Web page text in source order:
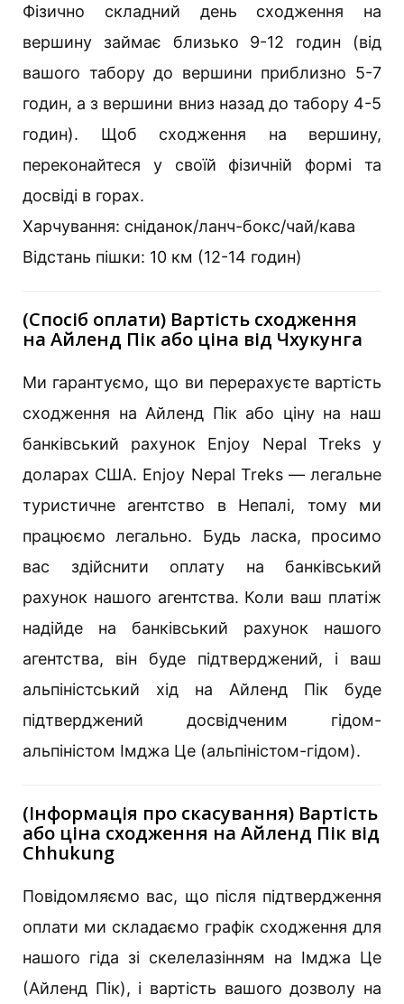
Фізично складний день сходження на
вершину займає близько 9-12 годин (від
вашого табору до вершини приблизно 5-7
годин, а з вершини вниз назад до табору 4-5
годин). Щоб сходження на вершину,
переконайтеся у своїй фізичній формі та
досвіді в горах.
Харчування: сніданок/ланч-бокс/чай/кава
Відстань пішки: 10 км (12-14 годин)
(Спосіб оплати) Вартість сходження
на Айленд Пік або ціна від Чхукунга
Ми гарантуємо, що ви перерахуєте вартість
сходження на Айленд Пік або ціну на наш
банківський рахунок Enjoy Nepal Treks у
доларах США. Enjoy Nepal Treks — легальне
туристичне агентство в Непалі, тому ми
працюємо легально. Будь ласка, просимо
вас здійснити оплату на банківський
рахунок нашого агентства. Коли ваш платіж
надійде на банківський рахунок нашого
агентства, він буде підтверджений, і ваш
альпіністський хід на Айленд Пік буде
підтверджений досвідченим гідом-
альпіністом Імджа Це (альпіністом-гідом).
(Інформація про скасування) Вартість
або ціна сходження на Айленд Пік від
Chhukung
Повідомляємо вас, що після підтвердження
оплати ми складаємо графік сходження для
нашого гіда зі скелелазінням на Імджа Це
(Айленд Пік), і вартість вашого дозволу на